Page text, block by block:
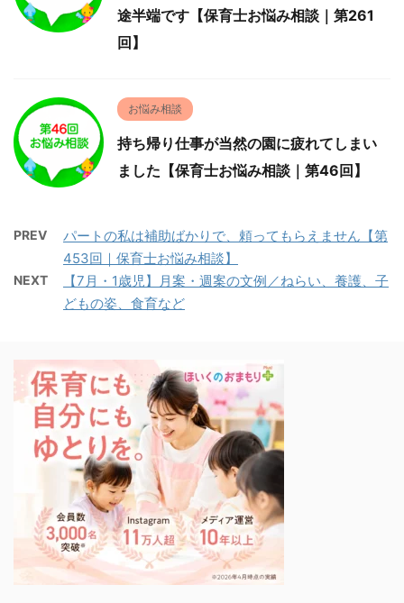
途半端です【保育士お悩み相談｜第261
回】
お悩み相談
持ち帰り仕事が当然の園に疲れてしまい
ました【保育士お悩み相談｜第46回】
PREV
パートの私は補助ばかりで、頼ってもらえません【第
453回｜保育士お悩み相談】
NEXT
【7月・1歳児】月案・週案の文例／ねらい、養護、子
どもの姿、食育など